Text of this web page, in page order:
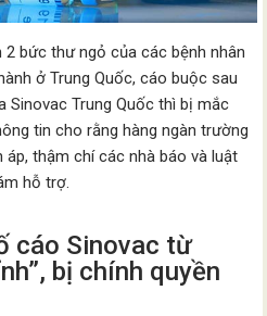
2 bức thư ngỏ của các bệnh nhân
ở Trung Quốc, cáo buộc sau
Sinovac Trung Quốc thì bị mắc
tin cho rằng hàng ngàn trường
thậm chí các nhà báo và luật
hỗ trợ.
cáo Sinovac từ
bị chính quyền